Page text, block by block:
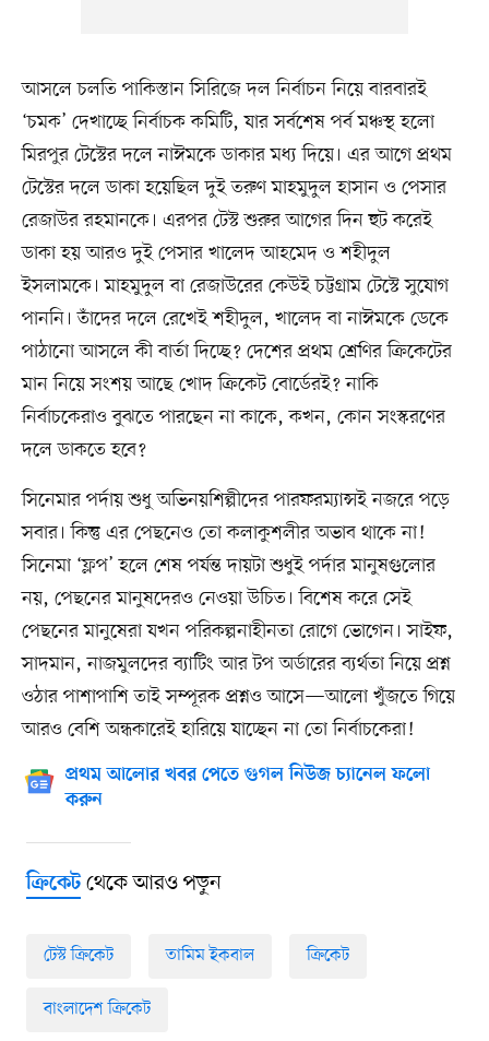
আসলে চলতি পাকিস্তান সিরিজে দল নির্বাচন নিয়ে বারবারই
‘চমক’ দেখাচ্ছে নির্বাচক কমিটি, যার সর্বশেষ পর্ব মঞ্চস্থ হলো
মিরপুর টেস্টের দলে নাঈমকে ডাকার মধ্য দিয়ে। এর আগে প্রথম
টেস্টের দলে ডাকা হয়েছিল দুই তরুণ মাহমুদুল হাসান ও পেসার
রেজাউর রহমানকে। এরপর টেস্ট শুরুর আগের দিন হুট করেই
ডাকা হয় আরও দুই পেসার খালেদ আহমেদ ও শহীদুল
ইসলামকে। মাহমুদুল বা রেজাউরের কেউই চট্টগ্রাম টেস্টে সুযোগ
পাননি। তাঁদের দলে রেখেই শহীদুল, খালেদ বা নাঈমকে ডেকে
পাঠানো আসলে কী বার্তা দিচ্ছে? দেশের প্রথম শ্রেণির ক্রিকেটের
মান নিয়ে সংশয় আছে খোদ ক্রিকেট বোর্ডেরই? নাকি
নির্বাচকেরাও বুঝতে পারছেন না কাকে, কখন, কোন সংস্করণের
দলে ডাকতে হবে?
সিনেমার পর্দায় শুধু অভিনয়শিল্পীদের পারফরম্যান্সই নজরে পড়ে
সবার। কিন্তু এর পেছনেও তো কলাকুশলীর অভাব থাকে না!
সিনেমা ‘ফ্লপ’ হলে শেষ পর্যন্ত দায়টা শুধুই পর্দার মানুষগুলোর
নয়, পেছনের মানুষদেরও নেওয়া উচিত। বিশেষ করে সেই
পেছনের মানুষেরা যখন পরিকল্পনাহীনতা রোগে ভোগেন। সাইফ,
সাদমান, নাজমুলদের ব্যাটিং আর টপ অর্ডারের ব্যর্থতা নিয়ে প্রশ্ন
ওঠার পাশাপাশি তাই সম্পূরক প্রশ্নও আসে—আলো খুঁজতে গিয়ে
আরও বেশি অন্ধকারেই হারিয়ে যাচ্ছেন না তো নির্বাচকেরা!
প্রথম আলোর খবর পেতে গুগল নিউজ চ্যানেল ফলো
করুন
ক্রিকেটথেকে আরও পড়ুন
টেস্ট ক্রিকেট তামিম ইকবাল ক্রিকেট
বাংলাদেশ ক্রিকেট